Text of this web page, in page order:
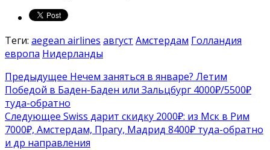
Теги: aegean airlines август Амстердам Голландия
европа Нидерланды
Предыдущее Нечем заняться в январе? Летим
Победой в Баден-Баден или Зальцбург 4000₽/5500₽
туда-обратно
Следующее Swiss дарит скидку 2000₽: из Мск в Рим
7000₽, Амстердам, Прагу, Мадрид 8400₽ туда-обратно
и др направления